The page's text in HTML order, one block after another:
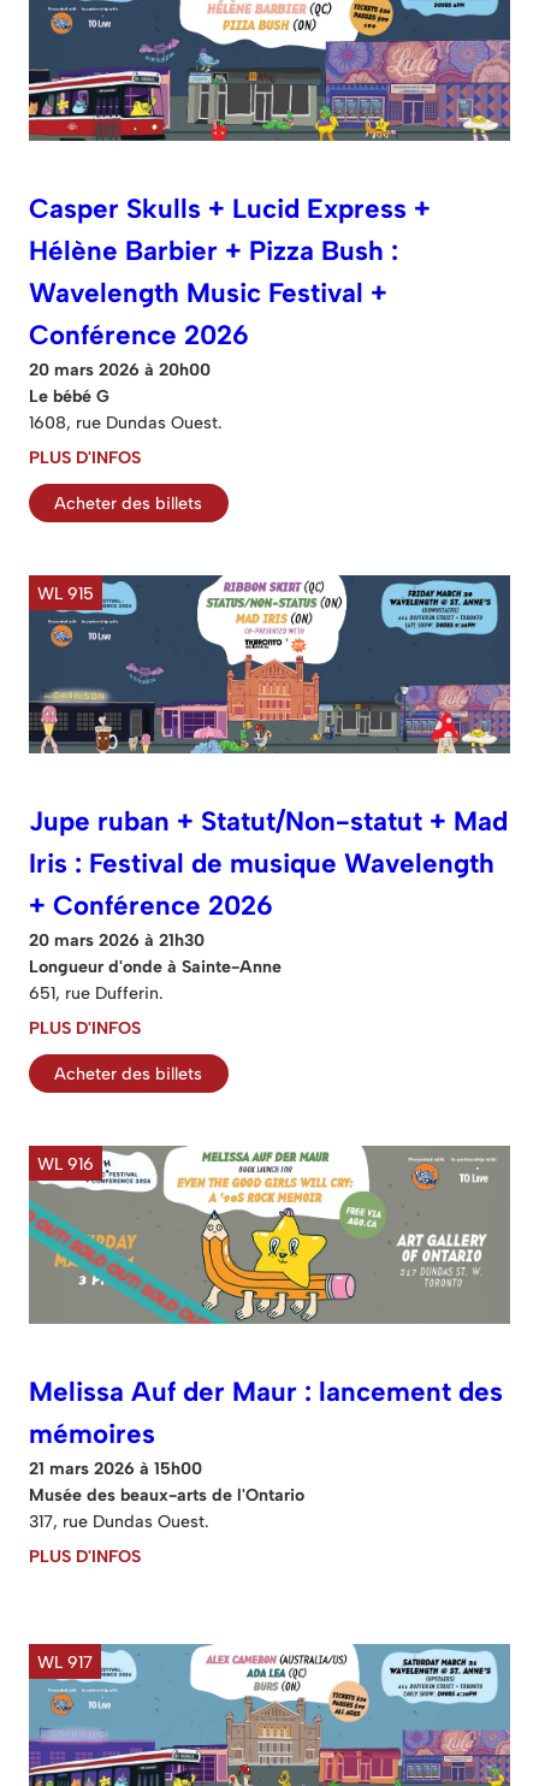
Casper Skulls + Lucid Express +
Hélène Barbier + Pizza Bush :
Wavelength Music Festival +
Conférence 2026
20 mars 2026 à 20h00
Le bébé G
1608, rue Dundas Ouest.
PLUS D'INFOS
Acheter des billets
WL 915
Jupe ruban + Statut/Non-statut + Mad
Iris : Festival de musique Wavelength
+ Conférence 2026
20 mars 2026 à 21h30
Longueur d'onde à Sainte-Anne
651, rue Dufferin.
PLUS D'INFOS
Acheter des billets
WL 916
Melissa Auf der Maur : lancement des
mémoires
21 mars 2026 à 15h00
Musée des beaux-arts de l'Ontario
317, rue Dundas Ouest.
PLUS D'INFOS
WL 917